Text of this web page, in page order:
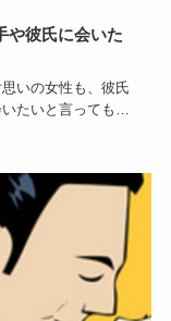
や彼氏に会いた
いの女性も、彼氏
たいと言ってもら